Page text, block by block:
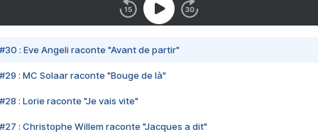
#30 : Eve Angeli raconte "Avant de partir"
#29 : MC Solaar raconte "Bouge de là"
#28 : Lorie raconte "Je vais vite"
#27 : Christophe Willem raconte "Jacques a dit"